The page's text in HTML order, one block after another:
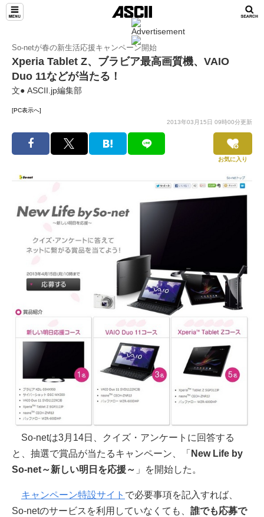
So-netが春の新生活応援キャンペーン開始
Xperia Tablet Z、ブラビア最高画質機、VAIO
Duo 11などが当たる！
文● ASCII.jp編集部
[PC表示へ]
2013年03月15日 09時00分更新
お気に入り
So-netは3月14日、クイズ・アンケートに回答する
と、抽選で賞品が当たるキャンペーン、「 New Life by
So-net～新しい明日を応援～ 」を開始した。
キャンペーン特設サイト で必要事項を記入すれば、
So-netのサービスを利用していなくても、 誰でも応募で